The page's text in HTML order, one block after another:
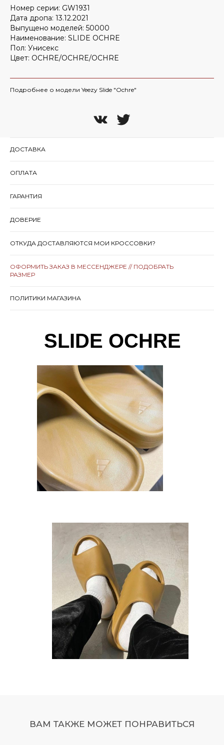
Номер серии: GW1931
Дата дропа: 13.12.2021
Выпущено моделей: 50000
Наименование: SLIDE OCHRE
Пол: Унисекс
Цвет: OCHRE/OCHRE/OCHRE
Подробнее о модели Yeezy Slide "Ochre"
ДОСТАВКА
ОПЛАТА
ГАРАНТИЯ
ДОВЕРИЕ
ОТКУДА ДОСТАВЛЯЮТСЯ МОИ КРОССОВКИ?
ОФОРМИТЬ ЗАКАЗ В МЕССЕНДЖЕРЕ // ПОДОБРАТЬ
РАЗМЕР
ПОЛИТИКИ МАГАЗИНА
SLIDE OCHRE
ВАМ ТАКЖЕ МОЖЕТ ПОНРАВИТЬСЯ